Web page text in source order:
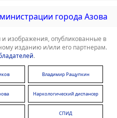
города Азова
изображения, опубликованные в
изданию и/или его партнерам.
.
Владимир Ращупкин
Наркологический диспансер
СПИД